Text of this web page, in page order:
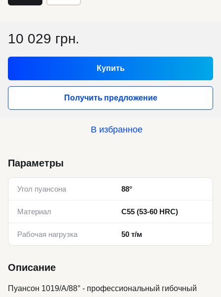
10 029 грн.
Купить
Получить предложение
В избранное
Параметры
Угол пуансона 88°
Материал C55 (53-60 HRC)
Рабочая нагрузка 50 т/м
Описание
Пуансон 1019/A/88° - профессиональный гибочный